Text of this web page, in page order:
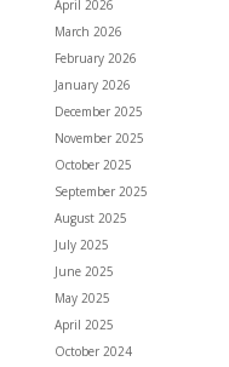
April 2026
March 2026
February 2026
January 2026
December 2025
November 2025
October 2025
September 2025
August 2025
July 2025
June 2025
May 2025
April 2025
October 2024